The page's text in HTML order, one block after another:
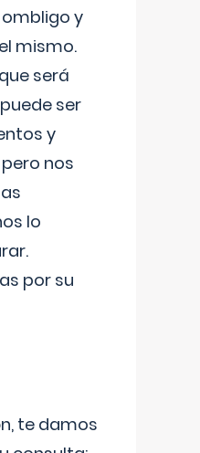
y
mismo.
será
ser
y
nos
lo
por su
te damos